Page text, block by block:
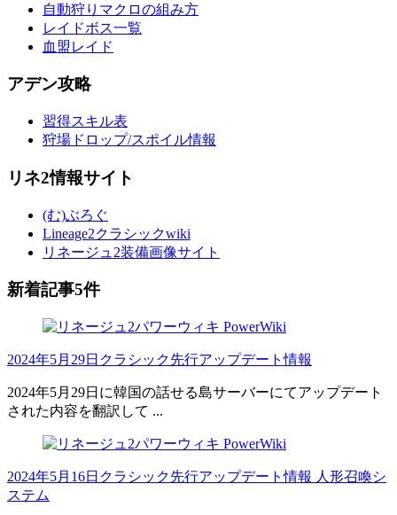
自動狩りマクロの組み方
レイドボス一覧
血盟レイド
アデン攻略
習得スキル表
狩場ドロップ/スポイル情報
リネ2情報サイト
(む)ぶろぐ
Lineage2クラシックwiki
リネージュ2装備画像サイト
新着記事5件
2024年5月29日クラシック先行アップデート情報
2024年5月29日に韓国の話せる島サーバーにてアップデート
された内容を翻訳して ...
2024年5月16日クラシック先行アップデート情報 人形召喚シ
ステム